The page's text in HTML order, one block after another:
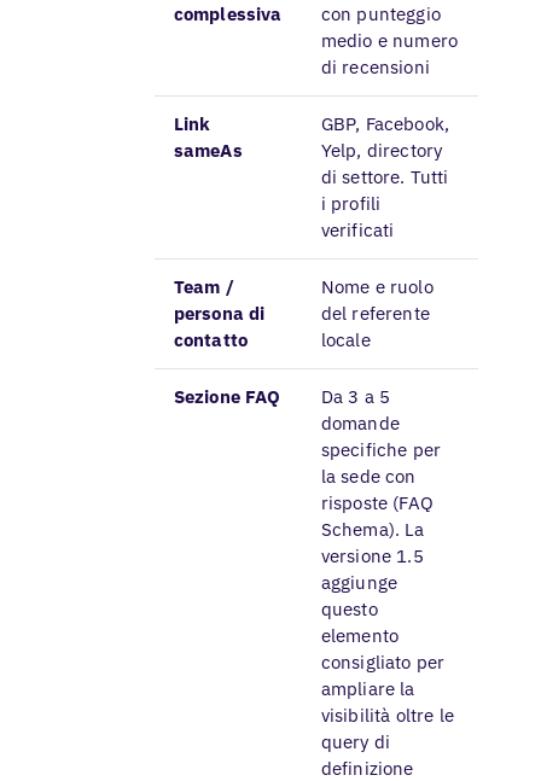
complessiva
con punteggio
medio e numero
di recensioni
Link
sameAs
GBP, Facebook,
Yelp, directory
di settore. Tutti
i profili
verificati
Team /
persona di
contatto
Nome e ruolo
del referente
locale
Sezione FAQ
Da 3 a 5
domande
specifiche per
la sede con
risposte (FAQ
Schema). La
versione 1.5
aggiunge
questo
elemento
consigliato per
ampliare la
visibilità oltre le
query di
definizione